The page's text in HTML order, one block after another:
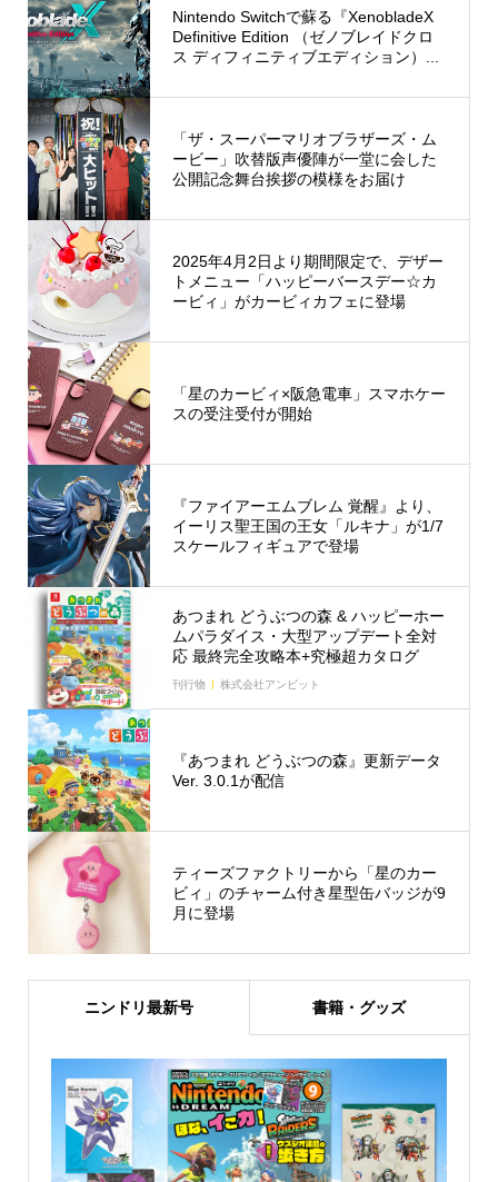
Nintendo Switchで蘇る『XenobladeX
Definitive Edition （ゼノブレイドクロ
ス ディフィニティブエディション）...
「ザ・スーパーマリオブラザーズ・ム
ービー」吹替版声優陣が一堂に会した
公開記念舞台挨拶の模様をお届け
2025年4月2日より期間限定で、デザー
トメニュー「ハッピーバースデー☆カ
ービィ」がカービィカフェに登場
「星のカービィ×阪急電車」スマホケー
スの受注受付が開始
『ファイアーエムブレム 覚醒』より、
イーリス聖王国の王女「ルキナ」が1/7
スケールフィギュアで登場
あつまれ どうぶつの森 & ハッピーホー
ムパラダイス・大型アップデート全対
応 最終完全攻略本+究極超カタログ
刊行物 株式会社アンビット
『あつまれ どうぶつの森』更新データ
Ver. 3.0.1が配信
ティーズファクトリーから「星のカー
ビィ」のチャーム付き星型缶バッジが9
月に登場
ニンドリ最新号 書籍・グッズ